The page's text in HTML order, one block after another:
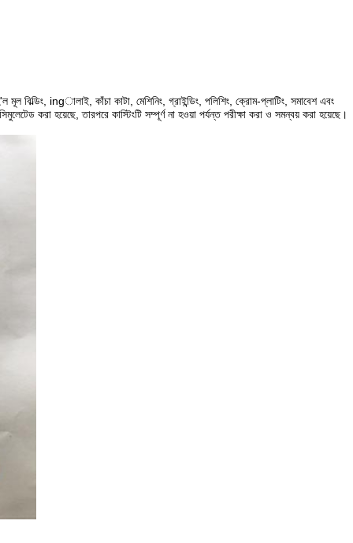
বিল্ডিং, ingালাই, কাঁচা কাটা, মেশিনিং, গ্রাইন্ডিং, পলিশিং, ক্রোম-প্লাটিং, সমাবেশ এবং
করা হয়েছে, তারপরে কাস্টিংটি সম্পূর্ণ না হওয়া পর্যন্ত পরীক্ষা করা ও সমন্বয় করা হয়েছে।